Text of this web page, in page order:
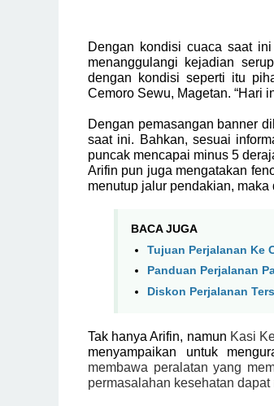
Dengan kondisi cuaca saat
menanggulangi kejadian
dengan kondisi seperti itu
Cemoro Sewu, Magetan. “Hari
Dengan pemasangan banner
saat ini. Bahkan, sesuai
puncak mencapai minus 5
Arifin pun juga mengatakan
menutup jalur pendakian,
BACA JUGA
Tujuan Perjalanan Ke
Panduan Perjalanan
Diskon Perjalanan
Tak hanya Arifin, namun Kasi
menyampaikan untuk
membawa peralatan yang
permasalahan kesehatan